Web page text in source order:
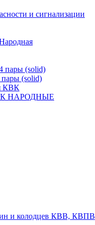
и сигнализации
пары (solid)
пары (solid)
КВК
НАРОДНЫЕ
и колодцев КВВ, КВПВ